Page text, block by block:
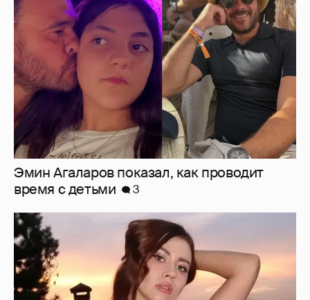
время с детьми
3
"Мне искренне больно". Олеся Иванченко
ответила на критику в сети за поддержку
"Колобка"
11